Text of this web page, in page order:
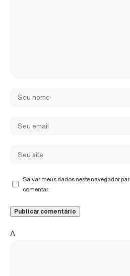
Salvar meus dados neste navegador
comentar.
Δ